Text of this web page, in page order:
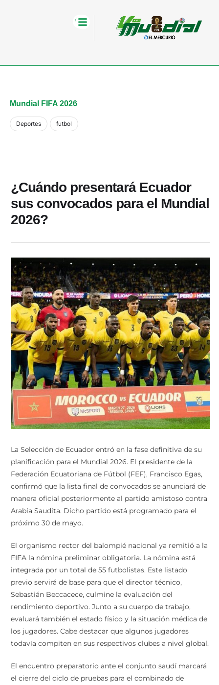
Mundial FIFA 2026
Deportes futbol
¿Cuándo presentará Ecuador
sus convocados para el Mundial
2026?
La Selección de Ecuador entró en la fase definitiva de su
planificación para el Mundial 2026. El presidente de la
Federación Ecuatoriana de Fútbol (FEF), Francisco Egas,
confirmó que la lista final de convocados se anunciará de
manera oficial posteriormente al partido amistoso contra
Arabia Saudita. Dicho partido está programado para el
próximo 30 de mayo.
El organismo rector del balompié nacional ya remitió a la
FIFA la nómina preliminar obligatoria. La nómina está
integrada por un total de 55 futbolistas. Este listado
previo servirá de base para que el director técnico,
Sebastián Beccacece, culmine la evaluación del
rendimiento deportivo. Junto a su cuerpo de trabajo,
evaluará también el estado físico y la situación médica de
los jugadores. Cabe destacar que algunos jugadores
todavía compiten en sus respectivos clubes a nivel global.
El encuentro preparatorio ante el conjunto saudí marcará
el cierre del ciclo de pruebas para el combinado de